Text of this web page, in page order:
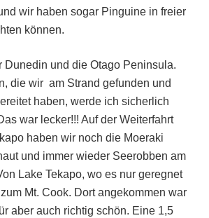
wir haben sogar Pinguine in freier
können.
Dunedin und die Otago Peninsula.
die wir am Strand gefunden und
haben, werde ich sicherlich
war lecker!!! Auf der Weiterfahrt
haben wir noch die Moeraki
und immer wieder Seerobben am
Lake Tekapo, wo es nur geregnet
Mt. Cook. Dort angekommen war
aber auch richtig schön. Eine 1,5